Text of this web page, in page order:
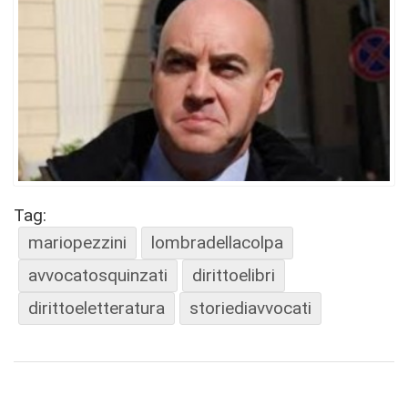
Tag:
mariopezzini
lombradellacolpa
avvocatosquinzati
dirittoelibri
dirittoeletteratura
storiediavvocati